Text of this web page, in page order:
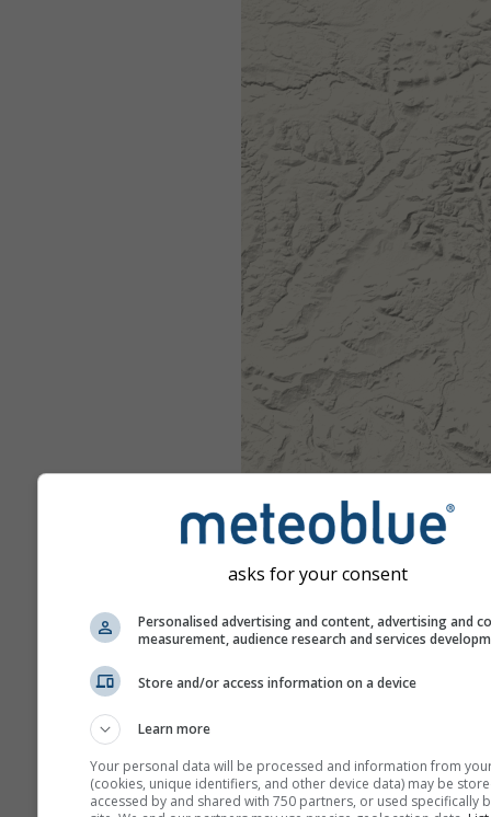
asks for your consent
Personalised advertising and content, advertising and
measurement, audience research and services
Store and/or access information on a device
Learn more
Your personal data will be processed and information from
(cookies, unique identifiers, and other device data) may be
accessed by and shared with 750 partners, or used specifically